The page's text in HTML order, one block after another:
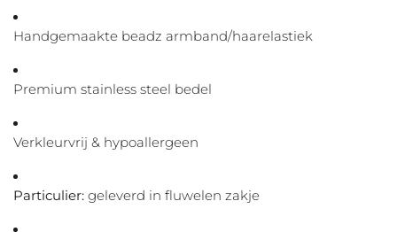
Handgemaakte beadz armband/haarelastiek
Premium stainless steel bedel
Verkleurvrij & hypoallergeen
Particulier: geleverd in fluwelen zakje